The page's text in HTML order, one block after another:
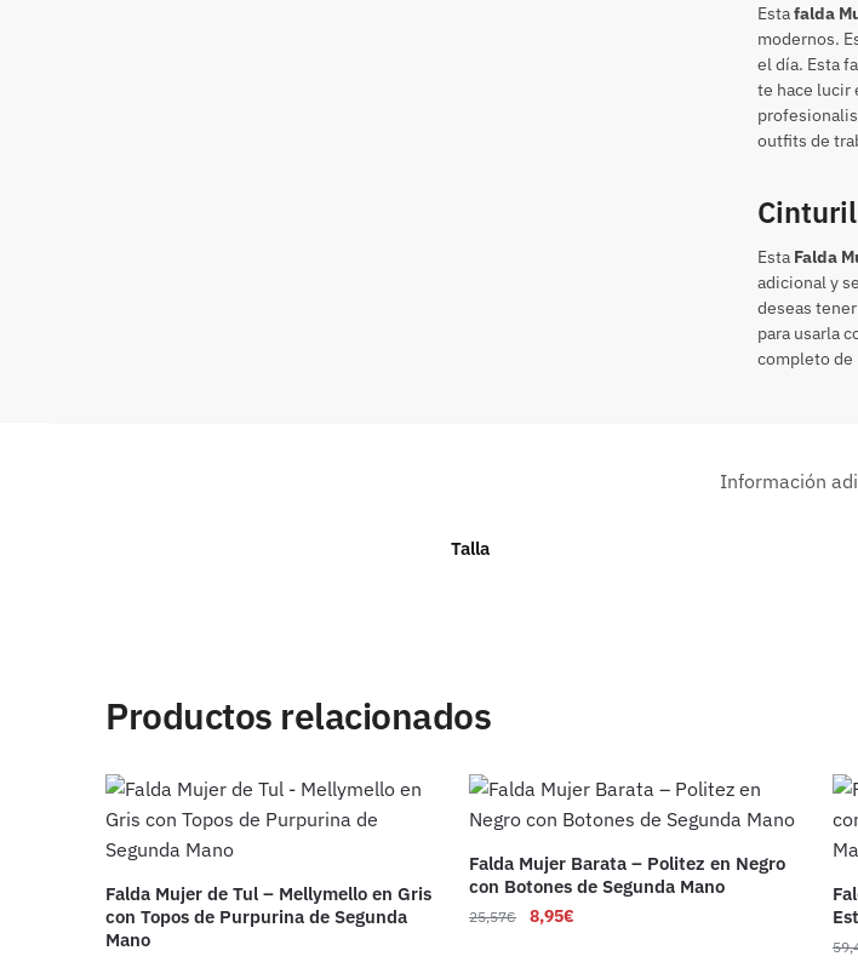
Estafalda
modernos.
el día. Esta
te hace lucir
outfits de
Esta Falda
adicional y
deseas
para usarla
completo de
Información
Talla
Productos relacionados
Falda Mujer de Tul – Mellymello en Gris
con Topos de Purpurina de Segunda
Mano
Falda Mujer Barata – Politez en Negro
con Botones de Segunda Mano
25,57€ 8,95€